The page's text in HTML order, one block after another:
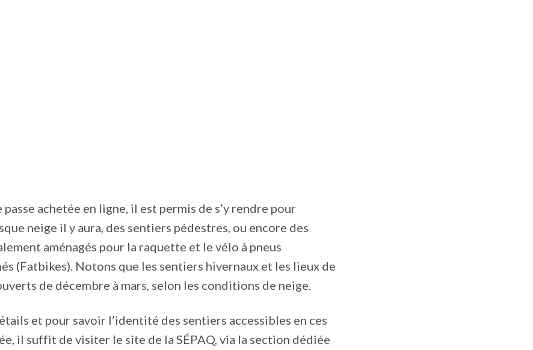
passe achetée en ligne, il est permis de s’y rendre pour
neige il y aura, des sentiers pédestres, ou encore des
aménagés pour la raquette et le vélo à pneus
(Fatbikes). Notons que les sentiers hivernaux et les lieux de
de décembre à mars, selon les conditions de neige.
et pour savoir l’identité des sentiers accessibles en ces
il suffit de visiter le site de la SÉPAQ, via la section dédiée